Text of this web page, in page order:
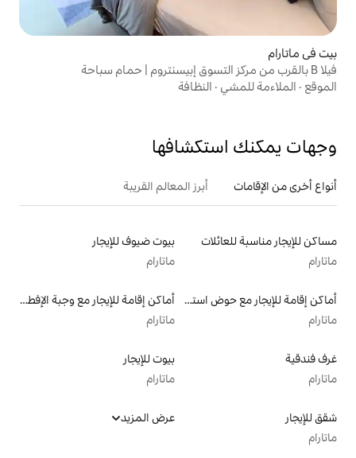
النظافة
أبرز المعالم القريبة
بيوت ضيوف للإيجار
ماتارام
أماكن إقامة للإيجار مع حوض استحمام ساخن
أماكن إقامة للإيجار مع وجبة الإفطار
ماتارام
بيوت للإيجار
ماتارام
عرض المزيد